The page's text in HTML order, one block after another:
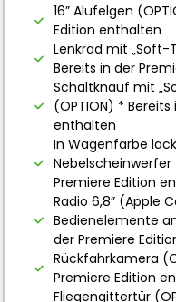
16” Alufelgen
Edition enthalten
Lenkrad mit „Soft-
Bereits in der
Schaltknauf mit
(OPTION) *
enthalten
In Wagenfarbe
Nebelscheinwerfer
Premiere Edition
Radio 6,8” (Apple
Bedienelemente
der Premiere
Rückfahrkamera
Premiere Edition
Fliegengittertür